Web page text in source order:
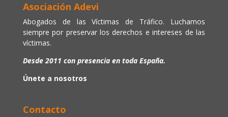
Asociación Adevi
Abogados de las Víctimas de Tráfico. Luchamos
siempre por preservar los derechos e intereses de las
víctimas.
Desde 2011 con presencia en toda España.
Únete a nosotros
Contacto